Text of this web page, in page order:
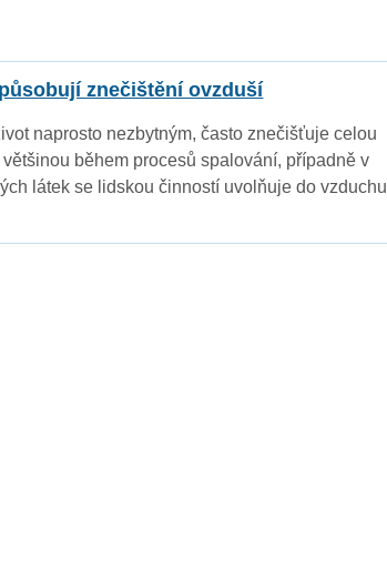
znečištění ovzduší
naprosto nezbytným, často znečišťuje celou
během procesů spalování, případně v
látek se lidskou činností uvolňuje do vzduchu